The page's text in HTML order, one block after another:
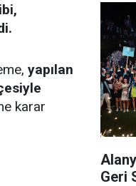
yapılan
karar
Geri